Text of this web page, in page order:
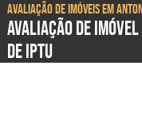
Avaliação de imóveis em
AVALIAÇÃO DE
DE IPTU